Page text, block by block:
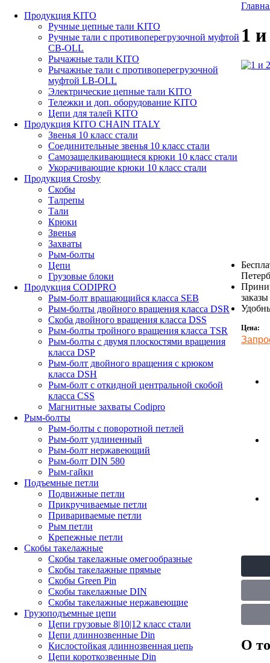
Продукция KITO
Ручные цепные тали KITO
Ручные тали с противоперегрузочной муфтой
СВ-OLL
Рычажные тали KITO
Рычажные тали с противоперегрузочной
муфтой LB-OLL
Электрические цепные тали KITO
Тележки и доп. оборудование KITO
Цепи для талей KITO
Продукция KITO CHAIN ITALY
Звенья 10 класс стали
Соединительные звенья 10 класс стали
Самозащелкивающиеся крюки 10 класс стали
Укорачивающие крюки 10 класс стали
Продукция Crosby
Скобы
Талрепы
Тали
Крюки
Звенья
Захваты
Рым-болты
Цепи
Грузовые блоки
Продукция CODIPRO
Рым-болт вращающийся класса SEB
Рым-болты двойного вращения класса DSR
Скоба двойного вращения класса DSS
Рым-болты тройного вращения класса TSR
Рым-болты с двумя плоскостями вращения
класса DSP
Рым-болт двойного вращения с крюком
класса DSH
Рым-болт с откидной центральной скобой
класса CSS
Магнитные захваты Codipro
Рым-болты
Рым-болты с поворотной петлей
Рым-болт удлиненный
Рым-болт нержавеющий
Рым-болт DIN 580
Рым-гайки
Подъемные петли
Подвижные петли
Прикручиваемые петли
Привариваемые петли
Рым петли
Крепежные петли
Скобы такелажные
Скобы такелажные омегообразные
Скобы такелажные прямые
Скобы Green Pin
Скобы такелажные DIN
Скобы такелажные нержавеющие
Грузоподъемные цепи
Цепи грузовые 8|10|12 класс стали
Цепи длиннозвенные Din
Кислостойкая длиннозвенная цепь
Цепи короткозвенные Din
1
заказы
Цена:
О